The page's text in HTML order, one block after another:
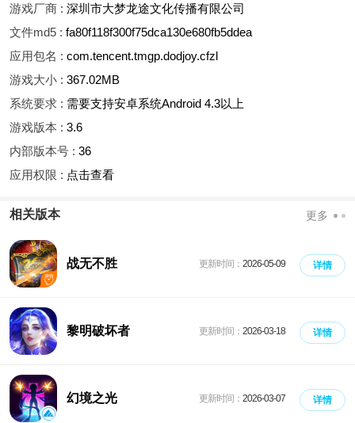
游戏厂商 : 深圳市大梦龙途文化传播有限公司
文件md5 : fa80f118f300f75dca130e680fb5ddea
应用包名 : com.tencent.tmgp.dodjoy.cfzl
游戏大小 : 367.02MB
系统要求 : 需要支持安卓系统Android 4.3以上
游戏版本 : 3.6
内部版本号 : 36
应用权限 : 点击查看
相关版本 更多
战无不胜 更新时间： 2026-05-09 详情
黎明破坏者 更新时间： 2026-03-18 详情
幻境之光 更新时间： 2026-03-07 详情